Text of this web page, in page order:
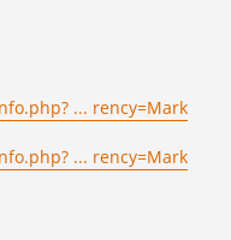
... rency=Mark
... rency=Mark